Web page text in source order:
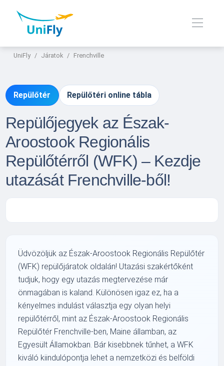
UniFly Járatok Frenchville
Repülőtér Repülőtéri online tábla
Repülőjegyek az Észak-
Aroostook Regionális
Repülőtérről (WFK) – Kezdje
utazását Frenchville-ből!
Üdvözöljük az Észak-Aroostook Regionális Repülőtér
(WFK) repülőjáratok oldalán! Utazási szakértőként
tudjuk, hogy egy utazás megtervezése már
önmagában is kaland. Különösen igaz ez, ha a
kényelmes indulást választja egy olyan helyi
repülőtérről, mint az Észak-Aroostook Regionális
Repülőtér Frenchville-ben, Maine államban, az
Egyesült Államokban. Bár kisebbnek tűnhet, a WFK
kiváló kiindulópontja lehet a nemzetközi és belföldi